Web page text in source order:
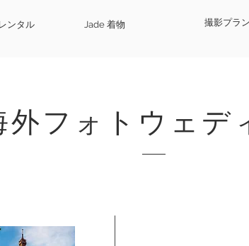
ンタル Jade 着物 撮影プラン
外フォトウェデ